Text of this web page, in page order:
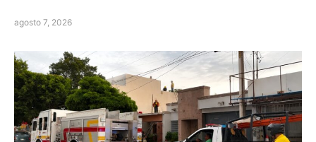
agosto 7, 2026